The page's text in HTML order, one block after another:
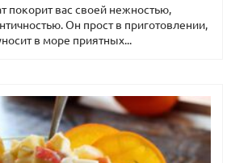
покорит вас своей нежностью,
Он прост в приготовлении,
в море приятных...